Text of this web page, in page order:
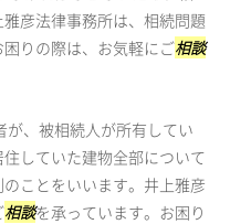
彦法律事務所は、相続問題
りの際は、お気軽にご相談
、被相続人が所有してい
していた建物全部について
ことをいいます。井上雅彦
相談を承っています。お困り